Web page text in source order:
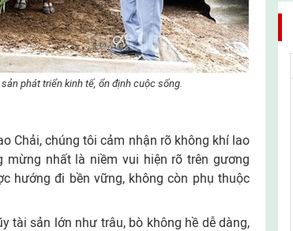
phát triển kinh tế, ổn định cuộc sống.
Chải, chúng tôi cảm nhận rõ không khí lao
nhất là niềm vui hiện rõ trên gương
hướng đi bền vững, không còn phụ thuộc
tài sản lớn như trâu, bò không hề dễ dàng,